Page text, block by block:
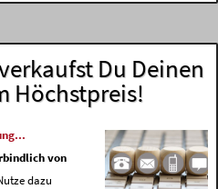
Du Deinen
Höchstpreis!
von
dazu